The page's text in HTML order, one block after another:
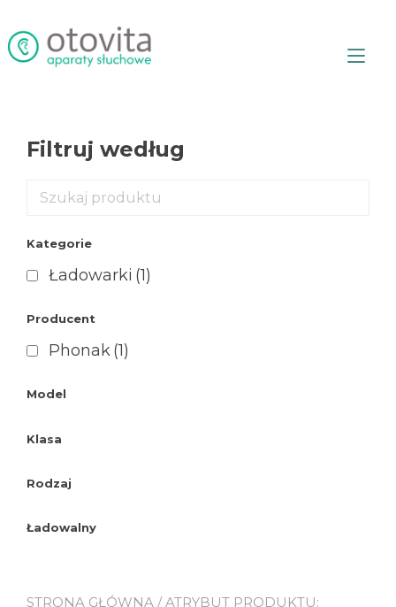
treści
STRONA GŁÓWNA / ATRYBUT PRODUKTU:
Filtruj według
Kategorie
Ładowarki (1)
Producent
Phonak(1)
Model
Klasa
Rodzaj
Ładowalny